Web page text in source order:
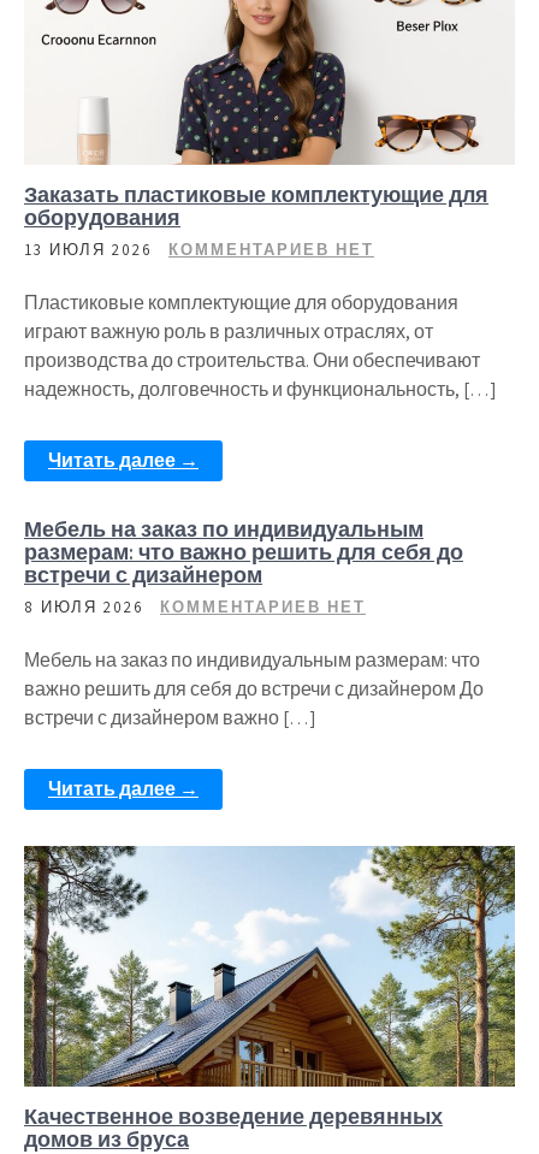
Заказать пластиковые комплектующие для
оборудования
13 ИЮЛЯ 2026 КОММЕНТАРИЕВ НЕТ
Пластиковые комплектующие для оборудования
играют важную роль в различных отраслях, от
производства до строительства. Они обеспечивают
надежность, долговечность и функциональность, […]
Читать далее →
Мебель на заказ по индивидуальным
размерам: что важно решить для себя до
встречи с дизайнером
8 ИЮЛЯ 2026 КОММЕНТАРИЕВ НЕТ
Мебель на заказ по индивидуальным размерам: что
важно решить для себя до встречи с дизайнером До
встречи с дизайнером важно […]
Читать далее →
Качественное возведение деревянных
домов из бруса